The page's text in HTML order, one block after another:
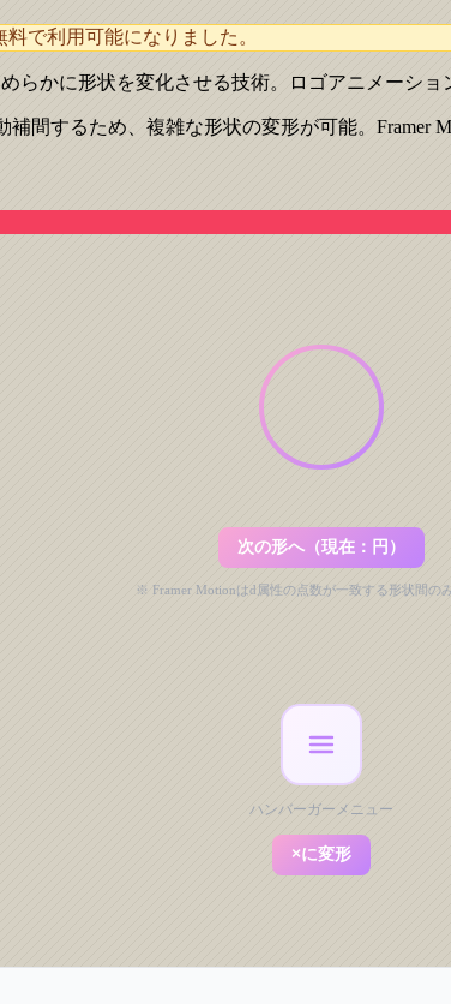
で利用可能になりました。
らかに形状を変化させる技術。ロゴアニメーシ
間するため、複雑な形状の変形が可能。
次の形へ（現在： 円 ）
※ Framer Motionはd属性の点数が一致する形状間の
ハンバーガーメニュー
×に変形